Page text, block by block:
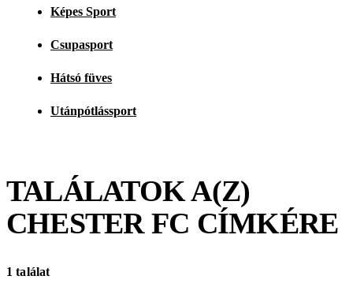
Képes Sport
Csupasport
Hátsó füves
Utánpótlássport
TALÁLATOK A(Z)
CHESTER FC CÍMKÉRE
1 találat